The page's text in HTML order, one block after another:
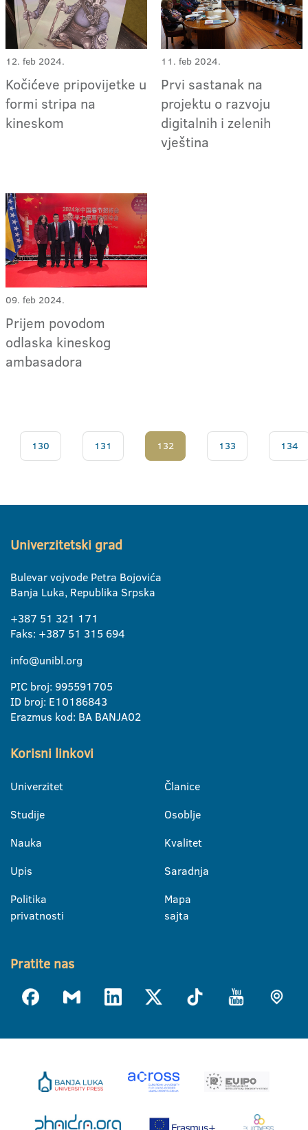
12. feb 2024.
Kočićeve pripovijetke u
formi stripa na
kineskom
11. feb 2024.
Prvi sastanak na
projektu o razvoju
digitalnih i zelenih
vještina
09. feb 2024.
Prijem povodom
odlaska kineskog
ambasadora
130 131 132 133 134
Univerzitetski grad
Bulevar vojvode Petra Bojovića
Banja Luka, Republika Srpska
+387 51 321 171
Faks: +387 51 315 694
info@unibl.org
PIC broj: 995591705
ID broj: E10186843
Erazmus kod: BA BANJA02
Korisni linkovi
Univerzitet
Studije
Nauka
Upis
Politika
privatnosti
Članice
Osoblje
Kvalitet
Saradnja
Mapa
sajta
Pratite nas